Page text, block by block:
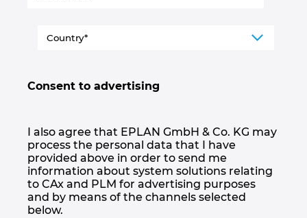
Consent to advertising
I also agree that EPLAN GmbH & Co. KG may
process the personal data that I have
provided above in order to send me
information about system solutions relating
to CAx and PLM for advertising purposes
and by means of the channels selected
below.